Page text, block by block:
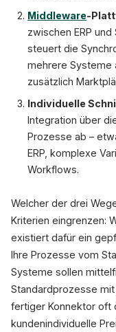
Middleware-
zwischen ERP
steuert die
mehrere Systeme
zusätzlich
Individuelle
Integration über
Prozesse ab –
ERP, komplexe
Workflows.
Welcher der drei
Kriterien eingrenzen:
existiert dafür ein
Ihre Prozesse vom
Systeme sollen
Standardprozesse
fertiger Konnektor oft
kundenindividuelle